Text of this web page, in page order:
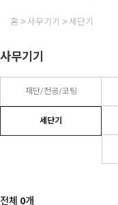
홈 사무기기 세단기
사무기기
재단/천공/코팅
세단기
전체 0개